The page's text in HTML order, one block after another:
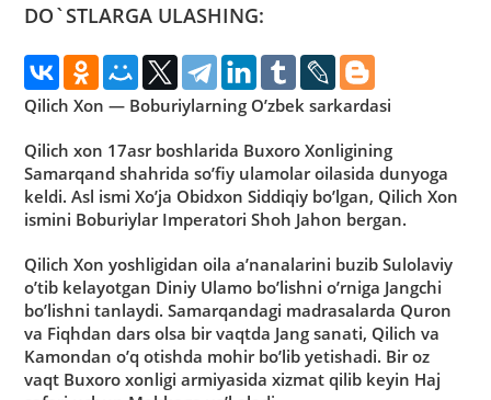
DO`STLARGA ULASHING:
Qilich Xon — Boburiylarning O’zbek sarkardasi
Qilich xon 17asr boshlarida Buxoro Xonligining
Samarqand shahrida so’fiy ulamolar oilasida dunyoga
keldi. Asl ismi Xo’ja Obidxon Siddiqiy bo’lgan, Qilich Xon
ismini Boburiylar Imperatori Shoh Jahon bergan.
Qilich Xon yoshligidan oila a’nanalarini buzib Sulolaviy
o’tib kelayotgan Diniy Ulamo bo’lishni o’rniga Jangchi
bo’lishni tanlaydi. Samarqandagi madrasalarda Quron
va Fiqhdan dars olsa bir vaqtda Jang sanati, Qilich va
Kamondan o’q otishda mohir bo’lib yetishadi. Bir oz
vaqt Buxoro xonligi armiyasida xizmat qilib keyin Haj